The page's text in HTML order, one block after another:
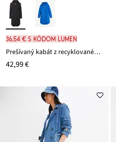
36,54 € s kódom LUMEN
Prešívaný kabát z recyklovaného polyesteru
42,99 €